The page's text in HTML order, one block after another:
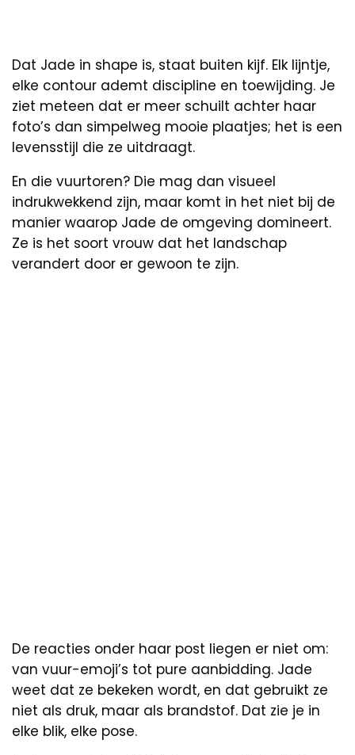
Dat Jade in shape is, staat buiten kijf. Elk lijntje,
elke contour ademt discipline en toewijding. Je
ziet meteen dat er meer schuilt achter haar
foto’s dan simpelweg mooie plaatjes; het is een
levensstijl die ze uitdraagt.
En die vuurtoren? Die mag dan visueel
indrukwekkend zijn, maar komt in het niet bij de
manier waarop Jade de omgeving domineert.
Ze is het soort vrouw dat het landschap
verandert door er gewoon te zijn.
De reacties onder haar post liegen er niet om:
van vuur-emoji’s tot pure aanbidding. Jade
weet dat ze bekeken wordt, en dat gebruikt ze
niet als druk, maar als brandstof. Dat zie je in
elke blik, elke pose.